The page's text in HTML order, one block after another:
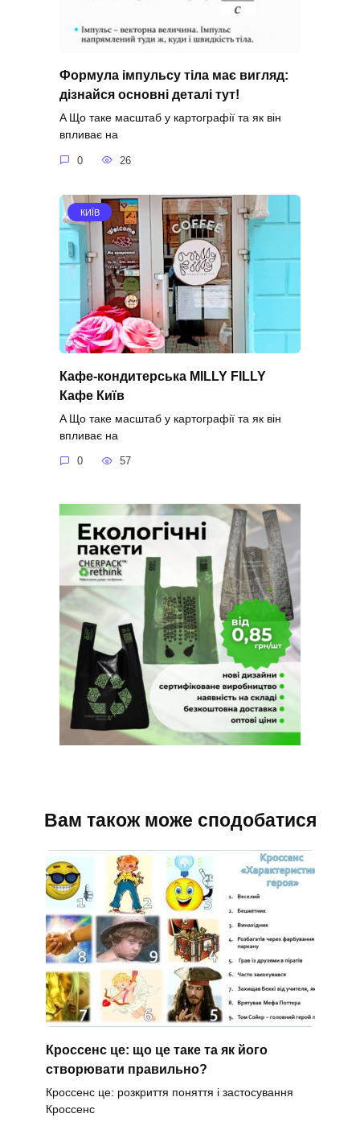
Формула імпульсу тіла має вигляд:
дізнайся основні деталі тут!
A Що таке масштаб у картографії та як він
впливає на
0 26
КИЇВ
Кафе-кондитерська MILLY FILLY
Кафе Київ
A Що таке масштаб у картографії та як він
впливає на
0 57
Вам також може сподобатися
Кроссенс це: що це таке та як його
створювати правильно?
Кроссенс це: розкриття поняття і застосування
Кроссенс